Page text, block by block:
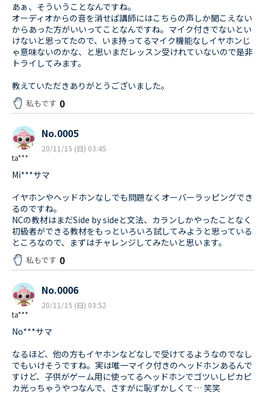
あぁ、そういうことなんですね。
オーディオからの音を消せば講師にはこちらの声しか聞こえない
からあった方がいいってことなんですね。マイク付きでないとい
けないと思ってたので、いま持ってるマイク機能なしイヤホンじ
ゃ意味ないのかな、と思いまだレッスン受けれていないので是非
トライしてみます。
教えていただきありがとうございました。
私もです 0
ta***
No.0005
20/11/15 (日) 03:45
Mi***サマ
イヤホンやヘッドホンなしでも問題なくオーバーラッピングでき
るのですね。
NCの教材はまだSide by sideと文法、カランしかやったことなく
初級者ができる教材をもっといろいろ試してみようと思っている
ところなので、まずはチャレンジしてみたいと思います。
私もです 0
ta***
No.0006
20/11/15 (日) 03:52
No***サマ
なるほど、他の方もイヤホンなどなしで受けてるようなのでなし
でもいけそうですね。実は唯一マイク付きのヘッドホンあるんで
すけど、子供がゲーム用に使ってるヘッドホンでゴツいしピカピ
カ光っちゃうやつなんで、さすがに恥ずかしくて… 笑笑